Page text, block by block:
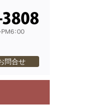
あおもり不動
問合せ